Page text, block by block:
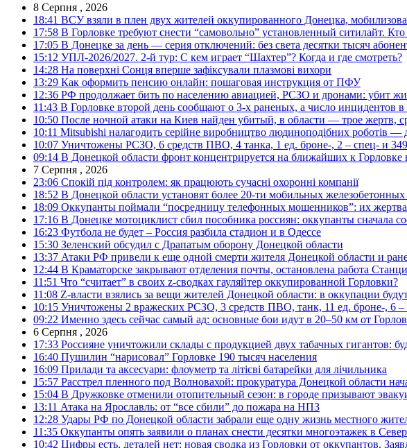
8 Серпня , 2026
18:41 ВСУ взяли в плен двух жителей оккупированного Донецка,
17:58 В Горловке требуют снести “самовольно” установленный ситилайт.
17:05 В Донецке за день — серия отключений: без света десятки тысяч
15:12 УПЛ-2026/2027. 2-й тур: С кем играет “Шахтер”? Когда и где смотреть?
14:28 На поверхні Сонця вперше зафіксували плазмові вихори
13:29 Как оформить пенсию онлайн: пошаговая инструкция от ПФУ
12:36 РФ продолжает бить по населению авиацией, РСЗО и дронами: убит
11:43 В Горловке второй день сообщают о 3-х раненых, а число инцидентов в
10:50 После ночной атаки на Киев найден убитый, в области — трое жертв,
10:11 Mitsubishi налагодить серійне виробництво людиноподібних роботів —
10:07 Уничтожены РСЗО, 6 средств ПВО, 4 танка, 1 ед. броне-, 2 – спец- и
09:14 В Донецкой области фронт концентрируется на ближайших к Горловке
7 Серпня , 2026
23:06 Спокій під контролем: як працюють сучасні охоронні компанії
18:52 В Донецкой области установят более 20-ти мобильных
18:09 Оккупанты поймали “посредницу телефонных мошенников”: их
17:16 В Донецке мотоциклист сбил пособника россиян: оккупанты сначала
16:23 Футбола не будет – Россия разбила стадион и в Одессе
15:30 Зеленский обсудил с Драпатым оборону Донецкой области
13:37 Атаки РФ привели к еще одной смерти жителя Донецкой области и
12:44 В Краматорске закрывают отделения почты, остановлена работа
11:51 Что “считает” в своих z-сводках гауляйтер оккупированной Горловки?
11:08 Z-власти взялись за вещи жителей Донецкой области: в оккупации
10:15 Уничтожены 2 вражеских РСЗО, 3 средств ПВО, танк, 11 ед. броне-, 6
09:22 Именно здесь сейчас самый ад: основные бои идут в 20–50 км от
6 Серпня , 2026
17:33 Россияне уничтожили склады с продукцией двух табачных гигантов:
16:40 Пушилин “нарисовал” Горловке 190 тысяч населения
16:09 Прилади та аксесуари: флоуметр та літієві батарейки для лічильника
15:57 Расстрел пленного под Волновахой: прокуратура Донецкой области
15:04 В Дружковке отменили отопительный сезон: в городе призывают
13:11 Атака на Ярославль: от “все сбили” до пожара на НПЗ
12:28 Удары РФ по Донецкой области забрали еще одну жизнь местного
11:35 Оккупанты опять заявили о планах снести десятки многоэтажек в
10:42 Цифры есть, деталей нет: новая сводка из Горловки от оккупантов.